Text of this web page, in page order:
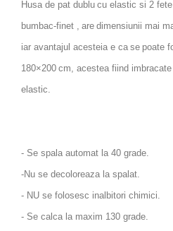
Husa de pat dublu cu elastic si 2
bumbac-finet ,
are dimensiunii mai
iar avantajul acesteia e ca se poate
180×200 cm, acestea fiind
elastic.
- Se spala automat la 40 grade.
-Nu se decoloreaza la spalat.
- NU se folosesc inalbitori chimici.
- Se calca la maxim 130 grade.